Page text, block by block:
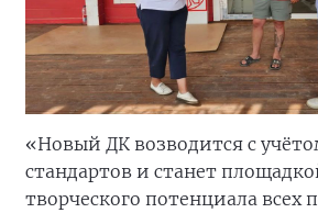
«Новый ДК возводится с
стандартов и станет
творческого потенциала всех